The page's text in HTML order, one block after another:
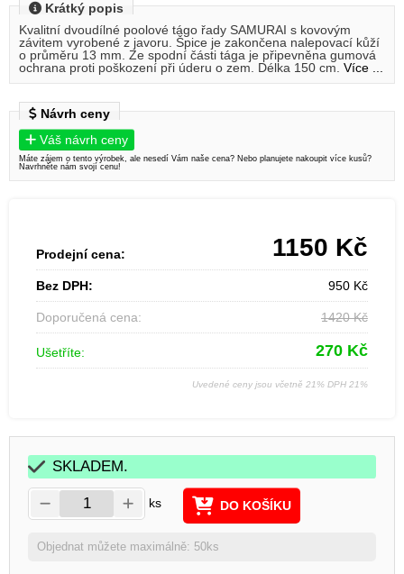
Krátký popis
Kvalitní dvoudílné poolové tágo řady SAMURAI s kovovým
závitem vyrobené z javoru. Špice je zakončena nalepovací kůží
o průměru 13 mm. Ze spodní části tága je připevněna gumová
ochrana proti poškození při úderu o zem. Délka 150 cm. Více ...
Návrh ceny
Váš návrh ceny
Máte zájem o tento výrobek, ale nesedí Vám naše cena? Nebo planujete nakoupit více kusů?
Navrhněte nám svojí cenu!
Prodejní cena: 1150 Kč
Bez DPH: 950 Kč
Doporučená cena: 1420Kč
Ušetříte: 270 Kč
Uvedené ceny jsou včetně 21% DPH 21%
SKLADEM.
ks DO KOŠÍKU
Objednat můžete maximálně: 50ks